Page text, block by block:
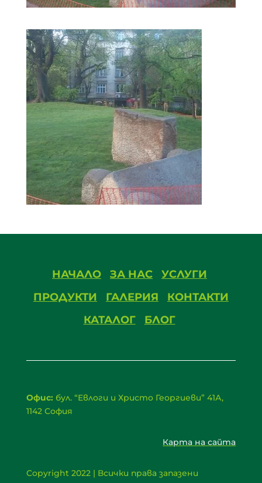
НАЧАЛО ЗА НАС
УСЛУГИ
ПРОДУКТИ
ГАЛЕРИЯ
КОНТАКТИ
КАТАЛОГ
БЛОГ
Офис: бул. “Евлоги и Христо Георгиеви” 41А,
1142 София
Карта на сайта
Copyright 2022 | Всички права запазени